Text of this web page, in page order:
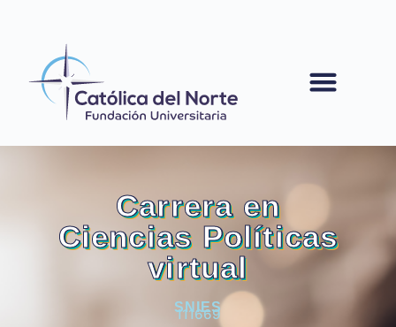
Carrera en
Ciencias Políticas
virtual
SNIES
111669